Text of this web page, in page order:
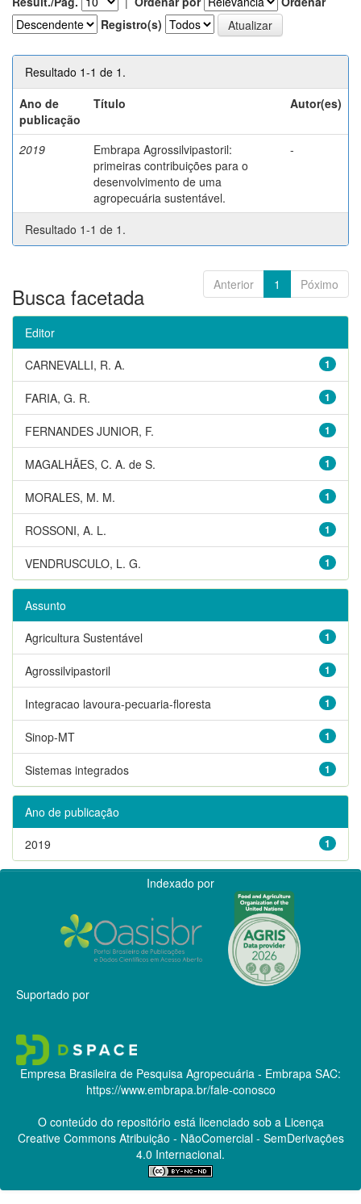
Registro(s)
Resultado 1-1 de 1.
Ano de
publicação
Título Autor(es)
2019
Embrapa Agrossilvipastoril:
primeiras contribuições para o
desenvolvimento de uma
agropecuária sustentável.
-
Resultado 1-1 de 1.
Anterior 1 Póximo
Busca facetada
Editor
1
CARNEVALLI, R. A.
1
FARIA, G. R.
1
FERNANDES JUNIOR, F.
1
MAGALHÃES, C. A. de S.
1
MORALES, M. M.
1
ROSSONI, A. L.
1
VENDRUSCULO, L. G.
Assunto
1
Agricultura Sustentável
1
Agrossilvipastoril
1
Integracao lavoura-pecuaria-floresta
1
Sinop-MT
1
Sistemas integrados
Ano de publicação
1
2019
Indexado por
Suportado por
Empresa Brasileira de Pesquisa Agropecuária - Embrapa SAC:
https://www.embrapa.br/fale-conosco
O conteúdo do repositório está licenciado sob a Licença
Creative CommonsAtribuição - NãoComercial - SemDerivações
4.0 Internacional.